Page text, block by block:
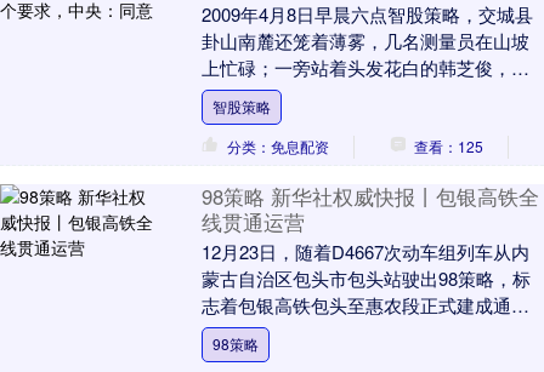
2009年4月8日早晨六点智股策略，交城县
卦山南麓还笼着薄雾，几名测量员在山坡
上忙碌；一旁站着头发花白的韩芝俊，她
一句话不说，只是紧握手中文件袋。文件
里，是中央....
智股策略
分类：免息配资
查看：125
98策略 新华社权威快报丨包银高铁全
线贯通运营
12月23日，随着D4667次动车组列车从内
蒙古自治区包头市包头站驶出98策略，标
志着包银高铁包头至惠农段正式建成通
车，包银高铁全线贯通运营。 包银高铁正
线全长....
98策略